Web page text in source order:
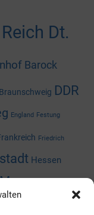
Dt.
Barock
Braunschweig DDR
England Festung
Friedrich
Hessen
Museum